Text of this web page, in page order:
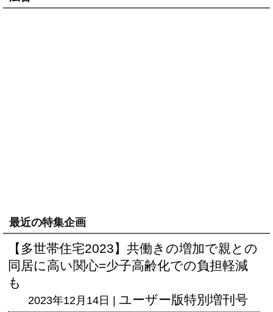
最近の特集企画
【多世帯住宅2023】共働きの増加で親との
同居に高い関心=少子高齢化での負担軽減
も
2023年12月14日 | ユーザー版特別増刊号